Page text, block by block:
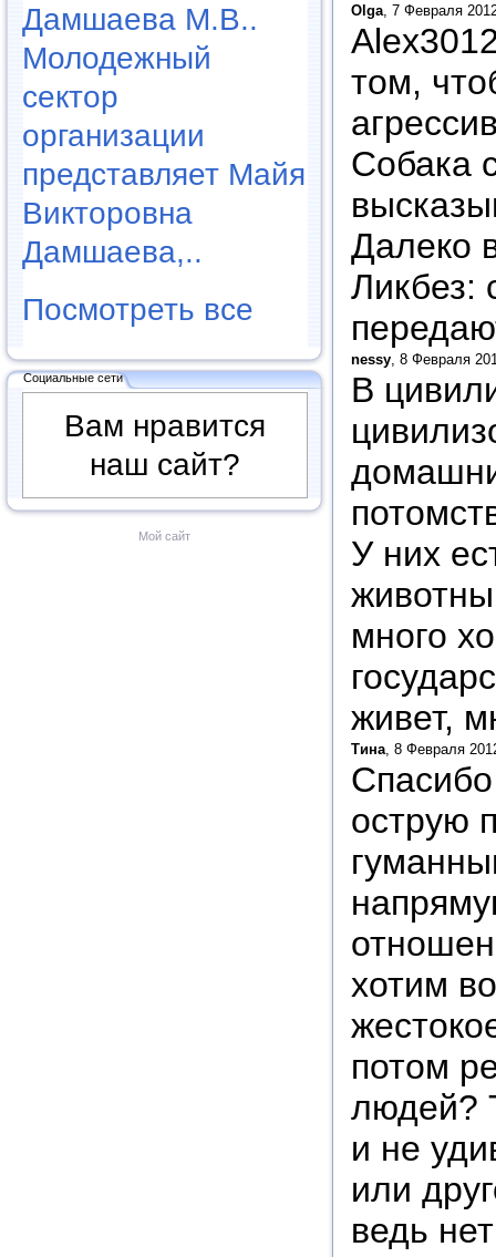
Дамшаева М.В..
Молодежный
сектор
организации
представляет Майя
Викторовна
Дамшаева,..
Посмотреть все
Социальные сети
Вам нравится
наш сайт?
Мой сайт
Olga , 7 Февраля
том,
Собака
Далеко
Ликбез:
nessy , 8 Февраля
В
У них
много
живет,
Тина , 8 Февраля
острую
хотим
потом
и не
или
ведь